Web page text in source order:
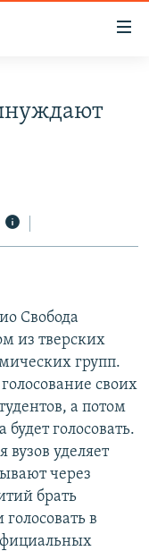
Свобода
из тверских
групп.
своих
а потом
будет голосовать.
уделяет
через
брать
в